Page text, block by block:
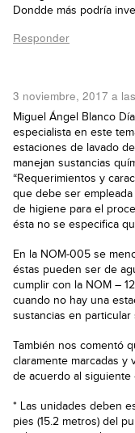
Dondde más podría
Responder
3 noviembre, 2017 a
Miguel Ángel Blanco
especialista en este
estaciones de lavado
manejan sustancias
“Requerimientos y
que debe ser empleada
de higiene para el
ésta no se especifica
En la NOM-005 se
éstas pueden ser de
cumplir con la NOM –
cuando no hay una
sustancias en
También nos comentó
claramente marcadas y
de acuerdo al siguiente
* Las unidades deben
pies (15.2 metros) del